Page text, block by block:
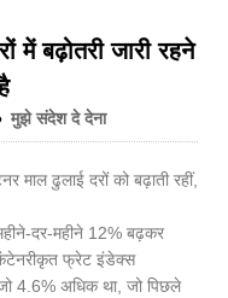
में बढ़ोतरी जारी रहने
मुझे संदेश दे देना
माल ढुलाई दरों को बढ़ाती रहीं,
दर-महीने 12% बढ़कर
फ्रेट इंडेक्स
4.6% अधिक था, जो पिछले